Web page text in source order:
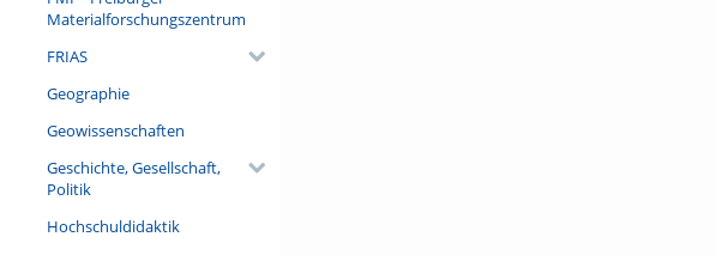
Materialforschungszentrum
FRIAS
Geographie
Geowissenschaften
Geschichte, Gesellschaft,
Politik
Hochschuldidaktik